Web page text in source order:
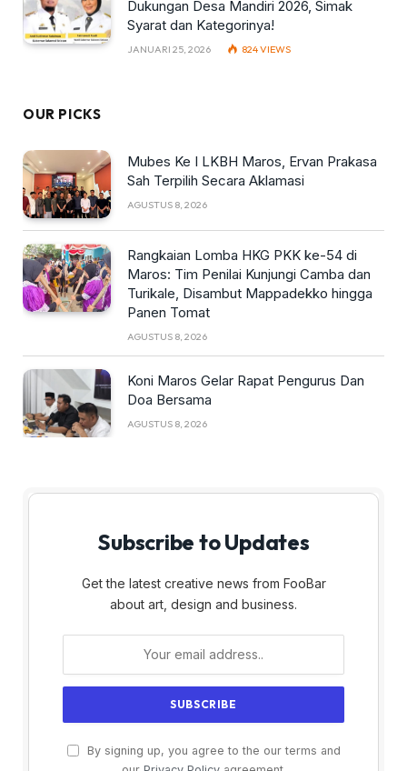
Dukungan Desa Mandiri 2026, Simak
Syarat dan Kategorinya!
JANUARI 25, 2026 824VIEWS
OUR PICKS
Mubes Ke I LKBH Maros, Ervan Prakasa
Sah Terpilih Secara Aklamasi
AGUSTUS 8, 2026
Rangkaian Lomba HKG PKK ke-54 di
Maros: Tim Penilai Kunjungi Camba dan
Turikale, Disambut Mappadekko hingga
Panen Tomat
AGUSTUS 8, 2026
Koni Maros Gelar Rapat Pengurus Dan
Doa Bersama
AGUSTUS 8, 2026
Subscribe to Updates
Get the latest creative news from FooBar
about art, design and business.
By signing up, you agree to the our terms and